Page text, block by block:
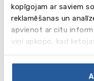
kopīgojam ar saviem
reklamēšanas un
apvienot ar citu
viņi apkopo, kad
Programmas
Bakalaura
• Classical Music
• Design (Minerva
• Fine Art (Minerva
• International